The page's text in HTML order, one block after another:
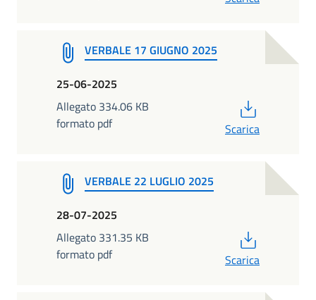
VERBALE 17 GIUGNO 2025
25-06-2025
Allegato 334.06 KB
formato pdf
Scarica
VERBALE 22 LUGLIO 2025
28-07-2025
Allegato 331.35 KB
formato pdf
Scarica